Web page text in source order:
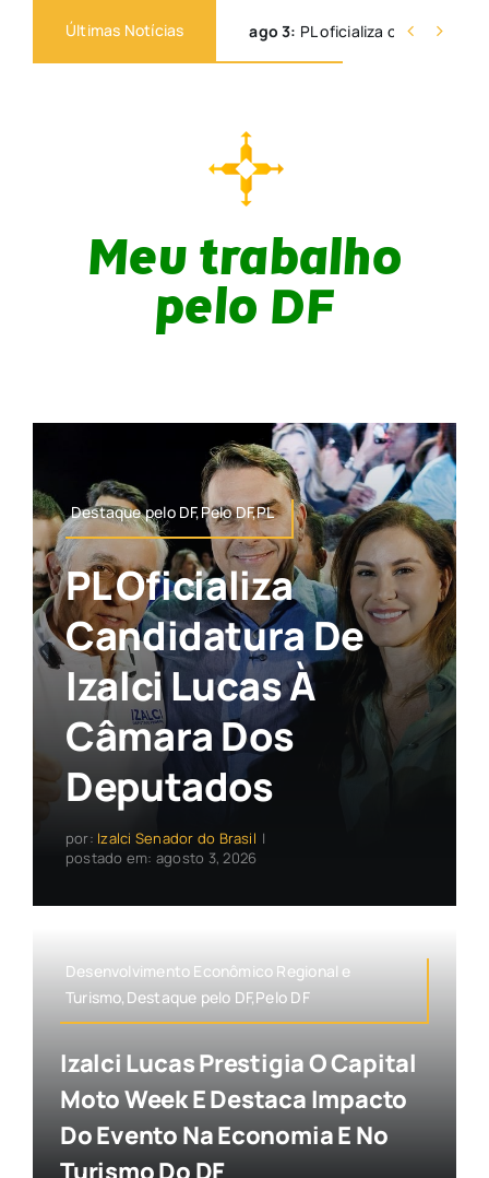
Últimas Notícias ago 3: PL oficializa candidatura
 
Meu trabalho
pelo DF
Destaque pelo DF,Pelo DF,PL
PL Oficializa
Candidatura De
Izalci Lucas À
Câmara Dos
Deputados
por: Izalci Senador do Brasil |
postado em: agosto 3, 2026
Desenvolvimento Econômico Regional e
Turismo,Destaque pelo DF,Pelo DF
Izalci Lucas Prestigia O Capital
Moto Week E Destaca Impacto
Do Evento Na Economia E No
Turismo Do DF